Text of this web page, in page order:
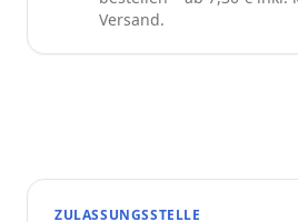
Versand.
ZULASSUNGSSTELLE